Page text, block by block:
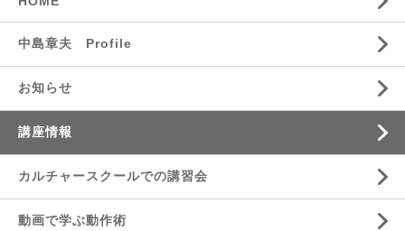
中島章夫 Profile
お知らせ
講座情報
カルチャースクールでの講習会
動画で学ぶ動作術